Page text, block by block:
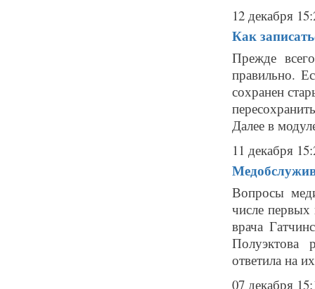
12 декабря
Как
Прежде
правильно.
сохранен
Далее в
11 декабря
Вопросы
числе первых
врача
Полуэктова
ответила на
07 декабря